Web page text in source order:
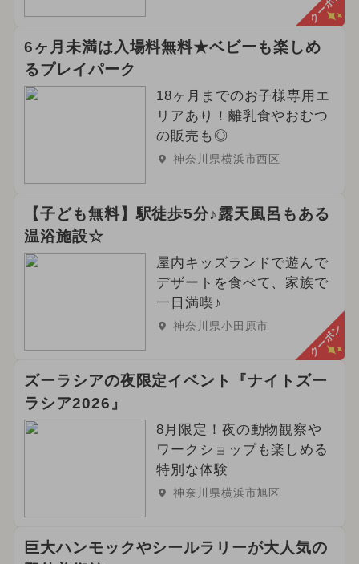
6ヶ月未満は入場料無料★ベビーも楽しめ
るプレイパーク
18ヶ月までのお子様専用エ
リアあり！離乳食やおむつ
の販売も◎
神奈川県横浜市西区
【子ども無料】駅徒歩5分♪露天風呂もある
温浴施設☆
屋内キッズランドで遊んで
デザートを食べて、家族で
一日満喫♪
神奈川県小田原市 クーポン
ズーラシアの夜限定イベント『ナイトズー
ラシア2026』
8月限定！夜の動物観察や
ワークショップも楽しめる
特別な体験
神奈川県横浜市旭区
巨大ハンモックやシールラリーが大人気の